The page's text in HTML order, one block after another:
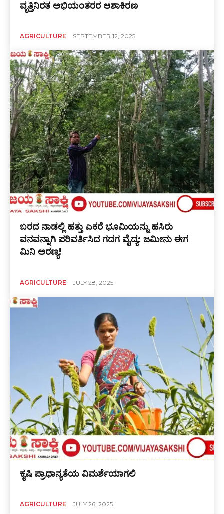
ವೃತ್ತಿನಿರತ ಅಭಿಯಂತರರ ಆಶಾಕಿರಣ
AGRICULTURE SEPTEMBER 12, 2025
ಬರದ ನಾಡಲ್ಲಿ ಹತ್ತು ಎಕರೆ ಭೂಮಿಯನ್ನು ಹಸಿರು
ವನವನ್ನಾಗಿ ಪರಿವರ್ತಿಸಿದ ಗದಗ ವೈದ್ಯ: ಜಮೀನು ಈಗ
ಮಿನಿ ಅರಣ್ಯ!
AGRICULTURE JULY 28, 2025
ಕೃಷಿ ಪ್ರಾಧಾನ್ಯತೆಯ ವಿಮರ್ಶೆಯಾಗಲಿ
AGRICULTURE JULY 26, 2025